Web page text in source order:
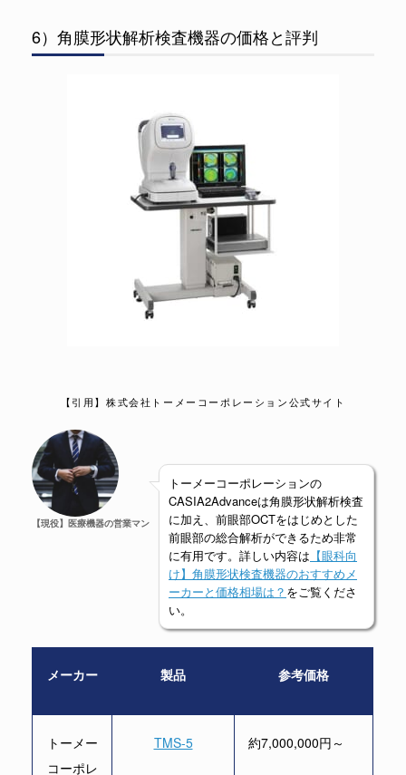
6）角膜形状解析検査機器の価格と評判
【引用】株式会社トーメーコーポレーション公式サイト
【現役】医療機器の営業マン
トーメーコーポレーションの
CASIA2Advanceは角膜形状解析検査
に加え、前眼部OCTをはじめとした
前眼部の総合解析ができるため非常
に有用です。詳しい内容は 【眼科向
け】角膜形状検査機器のおすすめメ
ーカーと価格相場は？ をご覧くださ
い。
メーカー 製品 参考価格
トーメー
コーポレ
TMS-5 約7,000,000円～